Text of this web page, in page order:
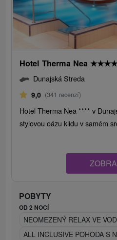
Hotel Therma Nea ★★★★
Dunajská Streda
9,0 (341 recenzí)
Hotel Therma Nea **** v
stylovou oázu klidu v samém
POBYTY
OD 2 NOCÍ
NEOMEZENÝ RELAX VE
ALL INCLUSIVE POHODA S